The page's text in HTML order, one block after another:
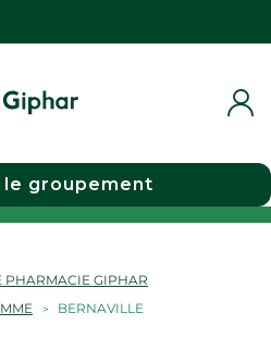
le groupement
PHARMACIE GIPHAR
BERNAVILLE